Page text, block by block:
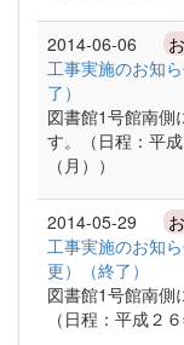
2014-06-06
工事実施のお知
了）
図書館1号館南側
す。（日程：平
（月））
2014-05-29
工事実施のお知
更）（終了）
図書館1号館南側
（日程：平成２